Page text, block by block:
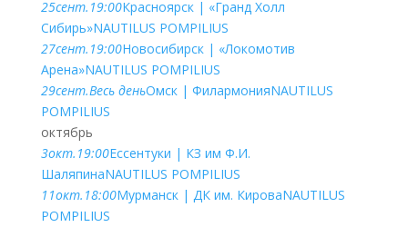
25сент. 19:00Красноярск | «Гранд Холл
Сибирь»NAUTILUS POMPILIUS
27сент. 19:00Новосибирск | «Локомотив
Арена»NAUTILUS POMPILIUS
29сент.Весь деньОмск | ФилармонияNAUTILUS
POMPILIUS
октябрь
3окт. 19:00Ессентуки | КЗ им Ф.И.
ШаляпинаNAUTILUS POMPILIUS
11окт. 18:00Мурманск | ДК им. КироваNAUTILUS
POMPILIUS